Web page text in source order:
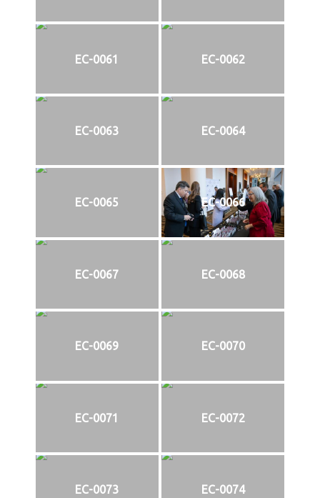
EC-0061 EC-0062
EC-0063 EC-0064
EC-0065 EC-0066
EC-0067 EC-0068
EC-0069 EC-0070
EC-0071 EC-0072
EC-0073 EC-0074